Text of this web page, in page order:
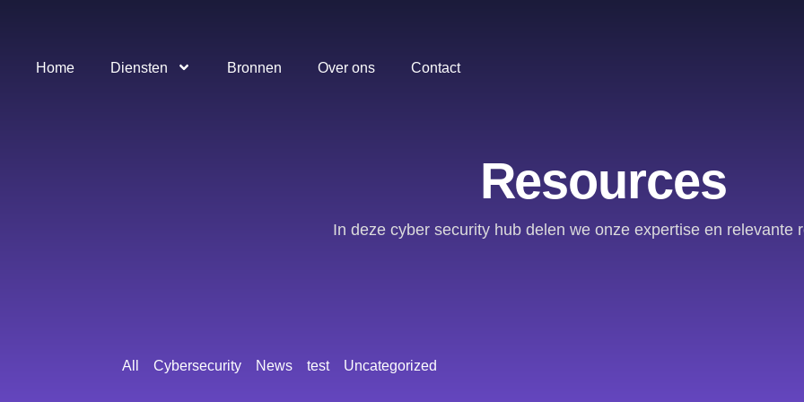
Home Diensten Bronnen Over ons Contact
Resources
In deze cyber security hub delen we onze expertise en relevante
Cybersecurity News test Uncategorized
All